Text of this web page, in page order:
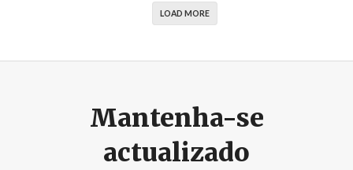
LOAD MORE
Mantenha-se
actualizado